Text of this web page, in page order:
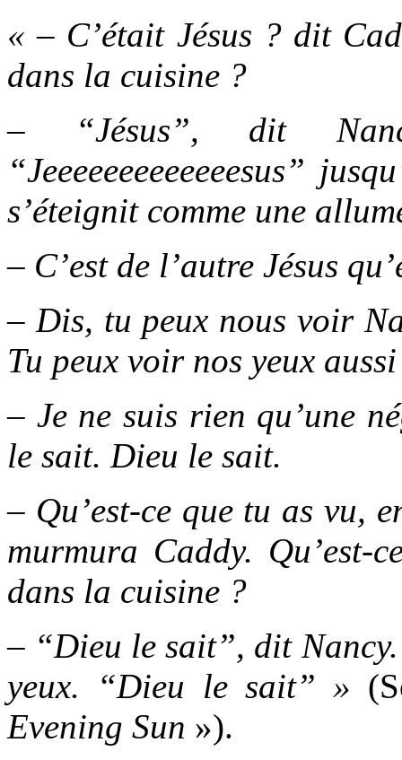
« – C’était Jésus ? dit
dans la cuisine ?
– “Jésus”, dit
“Jeeeeeeeeeeeeesus”
s’éteignit comme une
– C’est de l’autre Jésus
– Dis, tu peux nous voir
Tu peux voir nos yeux
– Je ne suis rien qu’une
le sait. Dieu le sait.
– Qu’est-ce que tu as vu,
murmura Caddy. Qu’est-
dans la cuisine ?
– “Dieu le sait”, dit
yeux. “Dieu le sait” »
Evening Sun »).